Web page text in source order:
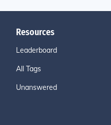
Resources
Leaderboard
All Tags
Unanswered